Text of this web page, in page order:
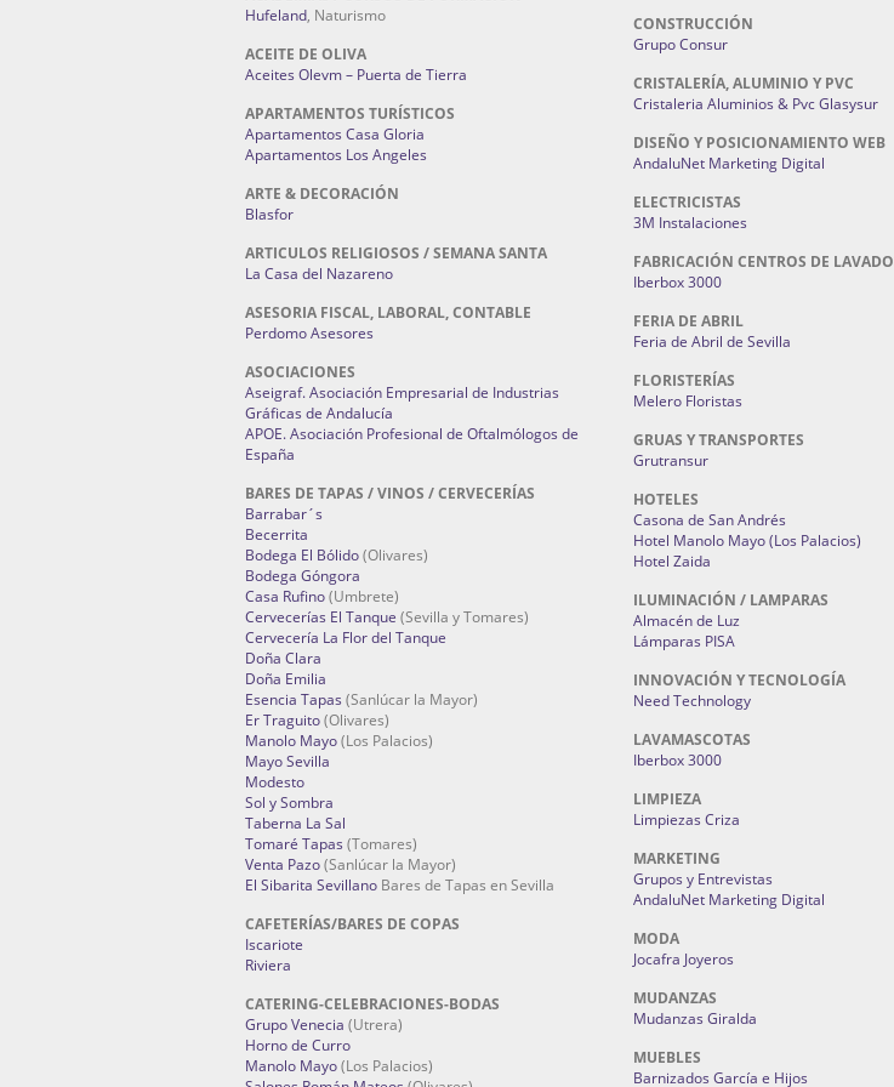
Hufeland, Naturismo
ACEITE DE OLIVA
Aceites Olevm – Puerta de Tierra
APARTAMENTOS TURÍSTICOS
Apartamentos Casa Gloria
Apartamentos Los Angeles
ARTE & DECORACIÓN
Blasfor
ARTICULOS RELIGIOSOS / SEMANA SANTA
La Casa del Nazareno
ASESORIA FISCAL, LABORAL, CONTABLE
Perdomo Asesores
ASOCIACIONES
Aseigraf. Asociación Empresarial de Industrias
Gráficas de Andalucía
APOE. Asociación Profesional de Oftalmólogos de
España
BARES DE TAPAS / VINOS / CERVECERÍAS
Barrabar´s
Becerrita
Bodega El Bólido(Olivares)
Bodega Góngora
Casa Rufino(Umbrete)
Cervecerías El Tanque (Sevilla y Tomares)
Cervecería La Flor del Tanque
Doña Clara
Doña Emilia
Esencia Tapas (Sanlúcar la Mayor)
Er Traguito(Olivares)
Manolo Mayo(Los Palacios)
Mayo Sevilla
Modesto
Sol y Sombra
Taberna La Sal
Tomaré Tapas (Tomares)
Venta Pazo(Sanlúcar la Mayor)
El Sibarita Sevillano Bares de Tapas en Sevilla
CAFETERÍAS/BARES DE COPAS
Iscariote
Riviera
CATERING-CELEBRACIONES-BODAS
Grupo Venecia (Utrera)
Horno de Curro
Manolo Mayo(Los Palacios)
CONSTRUCCIÓN
Grupo Consur
CRISTALERÍA, ALUMINIO Y PVC
Cristaleria Aluminios & Pvc Glasysur
DISEÑO Y POSICIONAMIENTO WEB
AndaluNet Marketing Digital
ELECTRICISTAS
3M Instalaciones
FABRICACIÓN CENTROS DE LAVADO
Iberbox 3000
FERIA DE ABRIL
Feria de Abril de Sevilla
FLORISTERÍAS
Melero Floristas
GRUAS Y TRANSPORTES
Grutransur
HOTELES
Casona de San Andrés
Hotel Manolo Mayo (Los Palacios)
Hotel Zaida
ILUMINACIÓN / LAMPARAS
Almacén de Luz
Lámparas PISA
INNOVACIÓN Y TECNOLOGÍA
Need Technology
LAVAMASCOTAS
Iberbox 3000
LIMPIEZA
Limpiezas Criza
MARKETING
Grupos y Entrevistas
AndaluNet Marketing Digital
MODA
Jocafra Joyeros
MUDANZAS
Mudanzas Giralda
MUEBLES
Barnizados García e Hijos